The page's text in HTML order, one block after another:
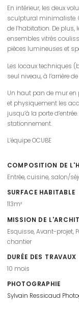
En intérieur, les deux
sculptural minimaliste.
de l’habitation. De plus,
ensembles vitrés
pièces lumineuses et
Les locaux techniques
seul niveau, à l’arrière
Un haut pan de mur en
et physiquement les
jusqu’à la porte
stationnement.
L’équipe OCUBE
COMPOSITION DE
Entrée, cuisine, salon/
SURFACE HABITABLE
113m²
MISSION DE
Esquisse, Avant-projet,
chantier
DURÉE DES TRAVAUX
10 mois
PHOTOGRAPHIE
Sylvain Ressicaud